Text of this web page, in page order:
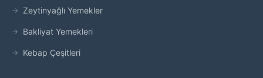
Zeytinyağlı Yemekler
Bakliyat Yemekleri
Kebap Çeşitleri